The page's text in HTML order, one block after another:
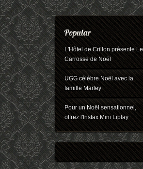
L'Hôtel de Crillon présente Le
Carrosse de Noël
UGG célèbre Noël avec la
famille Marley
Pour un Noël sensationnel,
offrez l'Instax Mini Liplay